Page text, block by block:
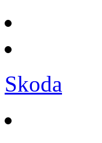
Skoda